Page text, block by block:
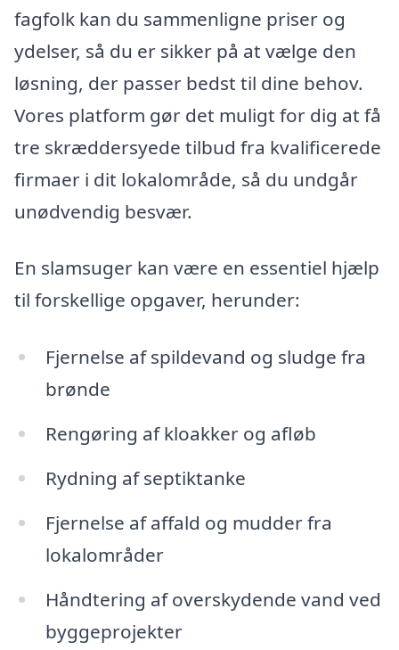
fagfolk kan du sammenligne priser og
ydelser, så du er sikker på at vælge den
løsning, der passer bedst til dine behov.
Vores platform gør det muligt for dig at få
tre skræddersyede tilbud fra kvalificerede
firmaer i dit lokalområde, så du undgår
unødvendig besvær.
En slamsuger kan være en essentiel hjælp
til forskellige opgaver, herunder:
Fjernelse af spildevand og sludge fra
brønde
Rengøring af kloakker og afløb
Rydning af septiktanke
Fjernelse af affald og mudder fra
lokalområder
Håndtering af overskydende vand ved
byggeprojekter